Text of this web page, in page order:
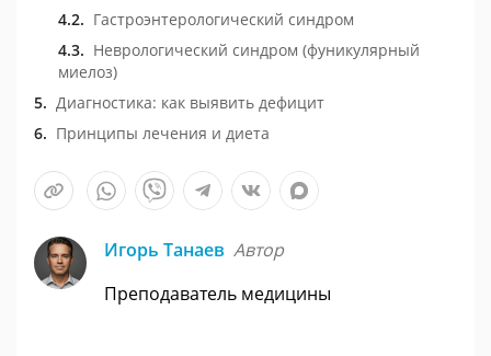
Гастроэнтерологический синдром
Неврологический синдром (фуникулярный
миелоз)
Диагностика: как выявить дефицит
Принципы лечения и диета
Игорь Танаев Автор
Преподаватель медицины